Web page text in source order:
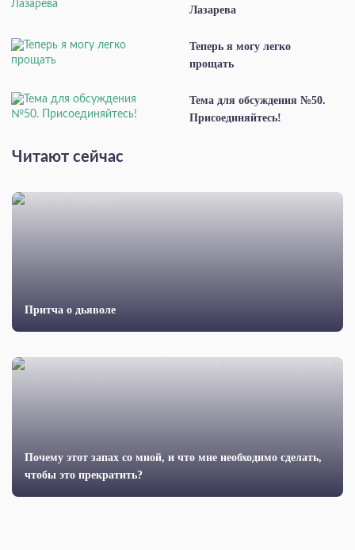
Лазарева
Теперь я могу легко
прощать
Тема для обсуждения №50.
Присоединяйтесь!
Читают сейчас
Притча о дьяволе
Почему этот запах со мной, и что мне необходимо сделать,
чтобы это прекратить?